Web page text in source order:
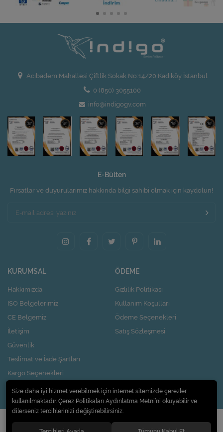
Acıbadem Mahallesi Çiftlik Sokak No:14/20 Kadıköy İstanbul
0 (850) 3055100
info@indigogv.com
E-Bülten
Fırsatlar ve duyurularımız hakkında bilgi sahibi olmak için kaydolun!
KURUMSAL
Hakkımızda
ISO Belgelerimiz
CE Belgemiz
İletişim
Güvenlik
Teslimat ve İade Şartları
Kargo Seçenekleri
Nasıl Kupon Kazanırım?
ÖDEME
Gizlilik Politikası
Kullanım Koşulları
Ödeme Seçenekleri
Satış Sözleşmesi
© 2020Pi Design İç ve Dış Ticaret Limited Şirketi. Tüm hakları saklıdır.
Size daha iyi hizmet verebilmek için internet sitemizde çerezler
kullanılmaktadır. Çerez Politikaları Aydınlatma Metni’ni okuyabilir ve
dilerseniz tercihlerinizi değiştirebilirsiniz.